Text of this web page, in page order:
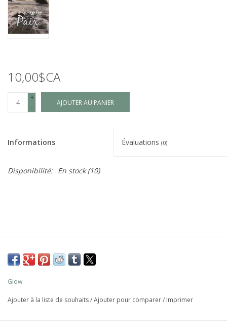
10,00$CA
+
-
AJOUTER AU PANIER
Informations Évaluations (0)
Disponibilité: En stock(10)
Glow
Ajouter à la liste de souhaits/Ajouter pour comparer/ Imprimer